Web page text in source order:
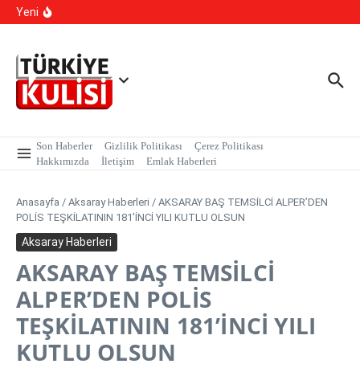
İçeriğe atla
Yeni
Kalıcı Ojede Kısırlık ve Hormon Alarmı: Uzmanlardan
Genç Kızlara Kritik Uyarı
Son Haberler Gizlilik Politikası
Çerez Politikası
Hakkımızda
İletişim Emlak Haberleri
Anasayfa / Aksaray Haberleri / AKSARAY BAŞ TEMSİLCİ ALPER’DEN
POLİS TEŞKİLATININ 181’İNCİ YILI KUTLU OLSUN
Aksaray Haberleri
AKSARAY BAŞ TEMSİLCİ
ALPER’DEN POLİS
TEŞKİLATININ 181’İNCİ YILI
KUTLU OLSUN